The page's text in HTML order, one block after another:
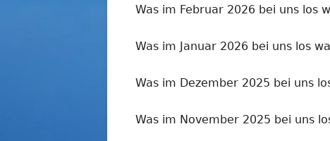
Was im Februar 2026 bei uns los
Was im Januar 2026 bei uns los
Was im Dezember 2025 bei uns
Was im November 2025 bei uns